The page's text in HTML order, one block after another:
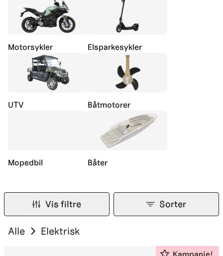
Motorsykler Elsparkesykler
UTV Båtmotorer
Mopedbil Båter
Vis filtre Sorter
Alle Elektrisk
Kampanje!